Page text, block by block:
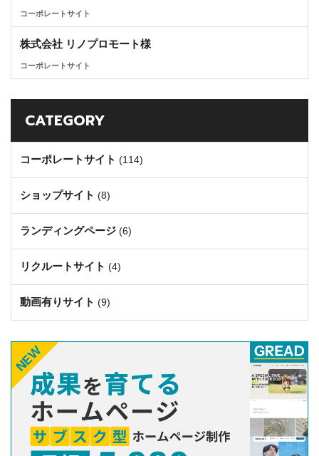
コーポレートサイト
株式会社 リノプロモート様
コーポレートサイト
CATEGORY
コーポレートサイト (114)
ショップサイト (8)
ランディングページ (6)
リクルートサイト (4)
動画有りサイト (9)